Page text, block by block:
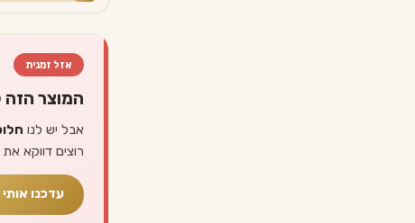
אזל זמנית
המוצר
אבל יש לנו
רוצים דווקא
עדכנו